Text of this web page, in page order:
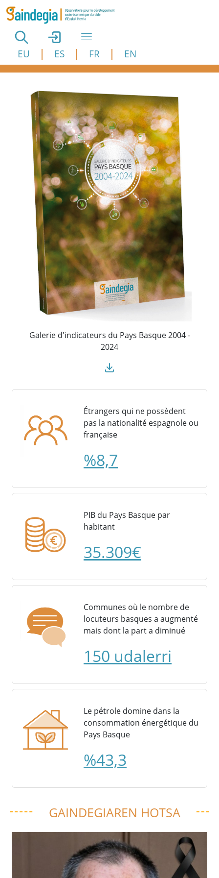
Aller au contenu principal
EU ES FR EN
Galerie d'indicateurs du Pays Basque 2004 -
2024
Étrangers qui ne possèdent
pas la nationalité espagnole ou
française
%8,7
PIB du Pays Basque par
habitant
35.309€
Communes où le nombre de
locuteurs basques a augmenté
mais dont la part a diminué
150 udalerri
Le pétrole domine dans la
consommation énergétique du
Pays Basque
%43,3
GAINDEGIAREN HOTSA